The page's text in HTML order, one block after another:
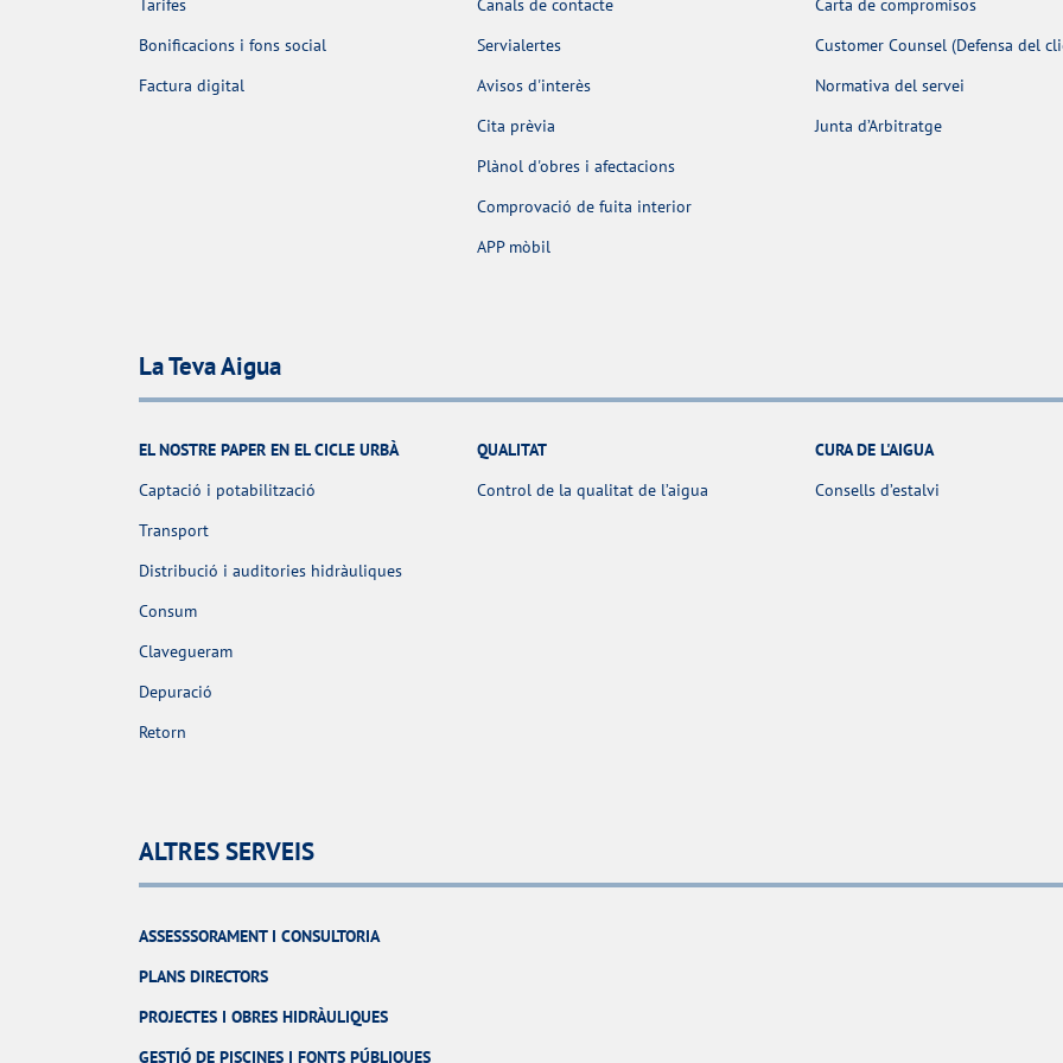
Tarifes
Bonificacions i fons social
Factura digital
Canals de contacte
Servialertes
Avisos d'interès
Cita prèvia
Plànol d'obres i afectacions
Comprovació de fuita interior
APP mòbil
Carta de compromisos
Customer Counsel (Defensa del
Normativa del servei
Junta d’Arbitratge
La Teva Aigua
EL NOSTRE PAPER EN EL CICLE URBÀ
Captació i potabilització
Transport
Distribució i auditories hidràuliques
Consum
Clavegueram
Depuració
Retorn
QUALITAT
Control de la qualitat de l’aigua
CURA DE L'AIGUA
Consells d’estalvi
ALTRES SERVEIS
ASSESSSORAMENT I CONSULTORIA
PLANS DIRECTORS
PROJECTES I OBRES HIDRÀULIQUES
GESTIÓ DE PISCINES I FONTS PÚBLIQUES